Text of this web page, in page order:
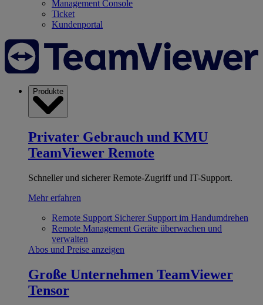
Management Console
Ticket
Kundenportal
Produkte
Privater Gebrauch und KMU
TeamViewer Remote
Schneller und sicherer Remote-Zugriff und IT-Support.
Mehr erfahren
Remote Support Sicherer Support im Handumdrehen
Remote Management Geräte überwachen und
verwalten
Abos und Preise anzeigen
Große Unternehmen TeamViewer
Tensor